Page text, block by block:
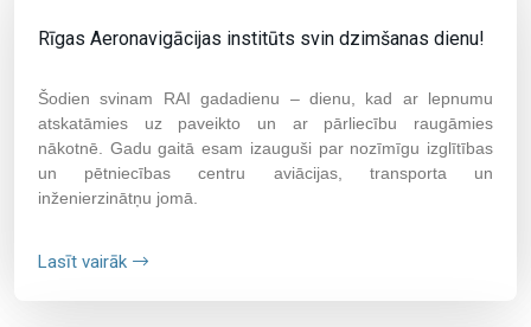
Rīgas Aeronavigācijas institūts svin dzimšanas dienu!
Šodien svinam RAI gadadienu – dienu, kad ar lepnumu
atskatāmies uz paveikto un ar pārliecību raugāmies
nākotnē. Gadu gaitā esam izauguši par nozīmīgu izglītības
un pētniecības centru aviācijas, transporta un
inženierzinātņu jomā.
Lasīt vairāk